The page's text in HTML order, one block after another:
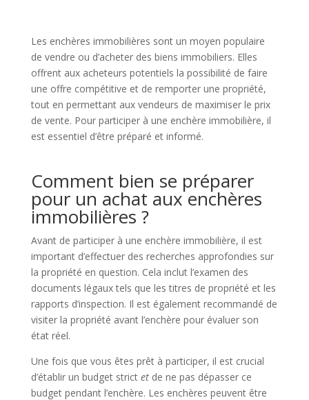
Les enchères immobilières sont un moyen populaire
de vendre ou d’acheter des biens immobiliers. Elles
offrent aux acheteurs potentiels la possibilité de faire
une offre compétitive et de remporter une propriété,
tout en permettant aux vendeurs de maximiser le prix
de vente. Pour participer à une enchère immobilière, il
est essentiel d’être préparé et informé.
Comment bien se préparer
pour un achat aux enchères
immobilières ?
Avant de participer à une enchère immobilière, il est
important d’effectuer des recherches approfondies sur
la propriété en question. Cela inclut l’examen des
documents légaux tels que les titres de propriété et les
rapports d’inspection. Il est également recommandé de
visiter la propriété avant l’enchère pour évaluer son
état réel.
Une fois que vous êtes prêt à participer, il est crucial
d’établir un budget strict etde ne pas dépasser ce
budget pendant l’enchère. Les enchères peuvent être